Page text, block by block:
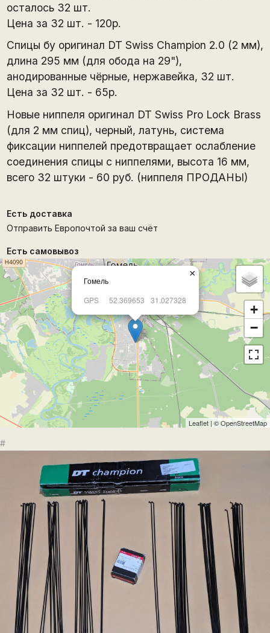
осталось 32 шт.
Цена за 32 шт. - 120р.
Спицы бу оригинал DT Swiss Champion 2.0 (2 мм),
длина 295 мм (для обода на 29"),
анодированные чёрные, нержавейка, 32 шт.
Цена за 32 шт. - 65р.
Новые ниппеля оригинал DT Swiss Pro Lock Brass
(для 2 мм спиц), черный, латунь, система
фиксации ниппелей предотвращает ослабление
соединения спицы с ниппелями, высота 16 мм,
всего 32 штуки - 60 руб. (ниппеля ПРОДАНЫ)
Есть доставка
Отправить Европочтой за ваш счёт
Есть самовывоз
Гомель
GPS
52.369653 31.027328
×
+
−
Leaflet | ©OpenStreetMap
#